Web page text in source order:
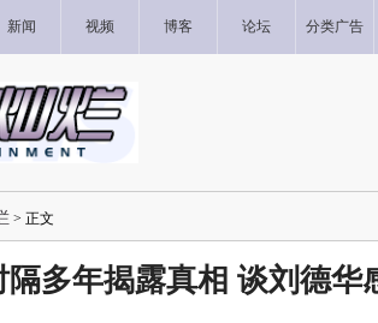
新闻 视频 博客 论坛 分类广告
> 正文
隔多年揭露真相 谈刘德华